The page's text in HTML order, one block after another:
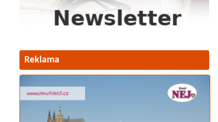
Reklama